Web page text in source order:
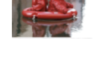
J'accepte les